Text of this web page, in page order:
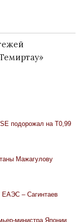
подорожал на Т0,99
Мажагулову
ЕАЭС – Сагинтаев
министра Японии